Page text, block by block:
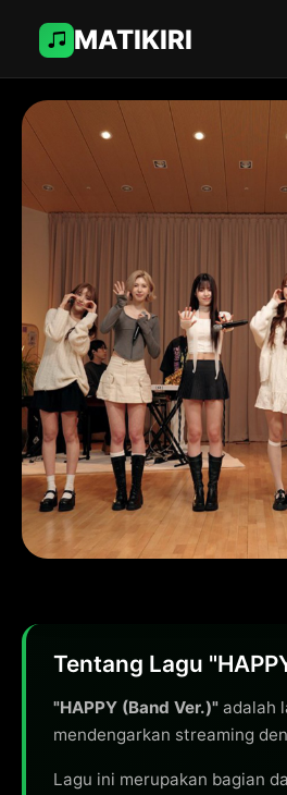
MATIKIRI
Tentang Lagu
"HAPPY (Band Ver.)" adalah
mendengarkan streaming
Lagu ini merupakan bagian